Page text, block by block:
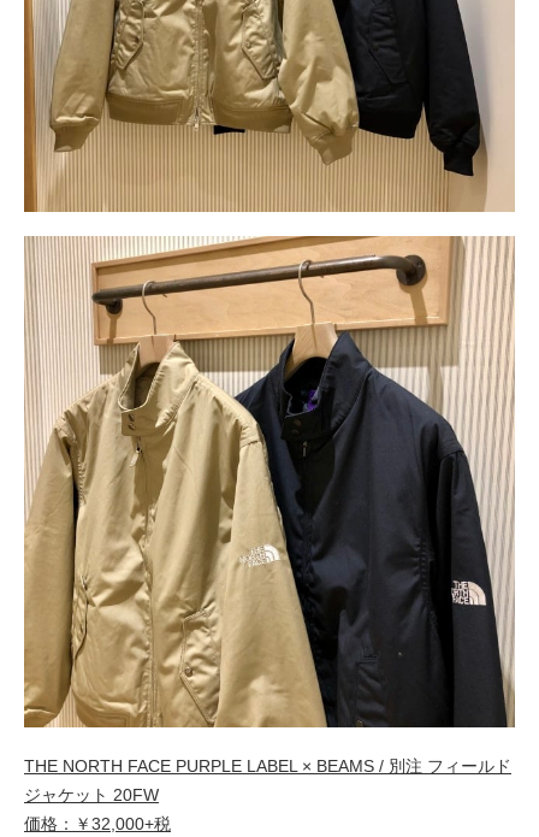
THE NORTH FACE PURPLE LABEL × BEAMS / 別注 フィールド
ジャケット 20FW
価格：￥32,000+税